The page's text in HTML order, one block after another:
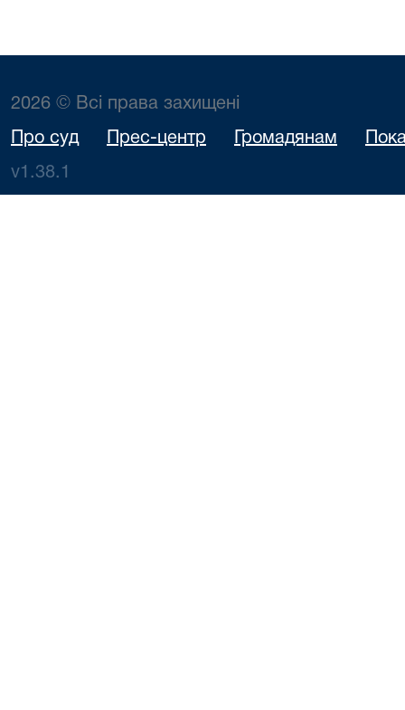
2026 © Всі права захищені
Про суд Прес-центр Громадянам
v1.38.1